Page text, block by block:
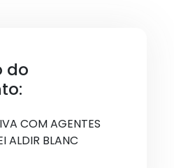
do
COM AGENTES
ALDIR BLANC